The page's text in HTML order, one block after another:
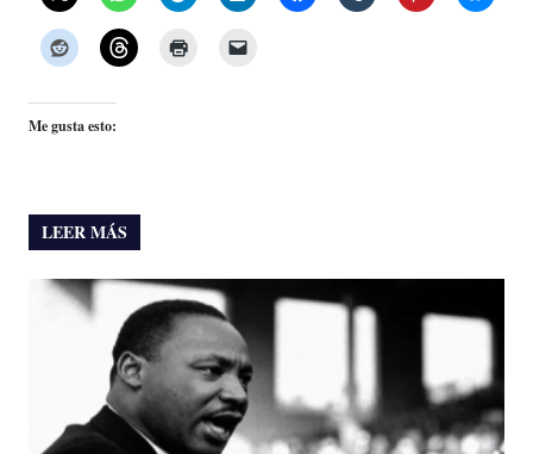
Me gusta esto:
LEER MÁS